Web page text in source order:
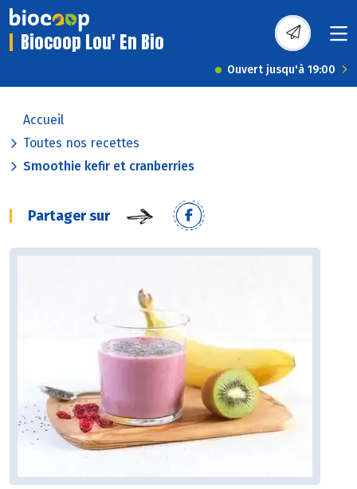
Biocoop Lou' En Bio
Ouvert jusqu'à 19:00
Accueil
Toutes nos recettes
Smoothie kefir et cranberries
Partager sur